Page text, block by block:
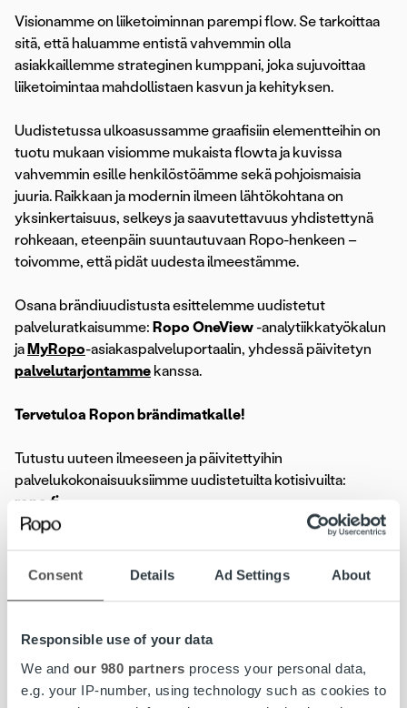
Consent Details Ad Settings About
Responsible use of your data
We and our 980 partners process your personal data,
e.g. your IP-number, using technology such as cookies to
Visionamme on liiketoiminnan parempi flow. Se tarkoittaa
sitä, että haluamme entistä vahvemmin olla
asiakkaillemme strateginen kumppani, joka sujuvoittaa
liiketoimintaa mahdollistaen kasvun ja kehityksen.
Uudistetussa ulkoasussamme graafisiin elementteihin on
tuotu mukaan visiomme mukaista flowta ja kuvissa
vahvemmin esille henkilöstöämme sekä pohjoismaisia
juuria. Raikkaan ja modernin ilmeen lähtökohtana on
yksinkertaisuus, selkeys ja saavutettavuus yhdistettynä
rohkeaan, eteenpäin suuntautuvaan Ropo-henkeen –
toivomme, että pidät uudesta ilmeestämme.
Osana brändiuudistusta esittelemme uudistetut
palveluratkaisumme: Ropo OneView-analytiikkatyökalun
ja MyRopo-asiakaspalveluportaalin, yhdessä päivitetyn
palvelutarjontamme kanssa.
Tervetuloa Ropon brändimatkalle!
Tutustu uuteen ilmeeseen ja päivitettyihin
palvelukokonaisuuksiimme uudistetuilta kotisivuilta:
ropo.fi
Uudistukset pähkinänkuoressa:
• Virallinen nimi on Ropo Suomi Oy (ks.
(etunimi.sukunimi@ropo.com).
• Suomenkielisten verkkosivujemme uusi osoite on: